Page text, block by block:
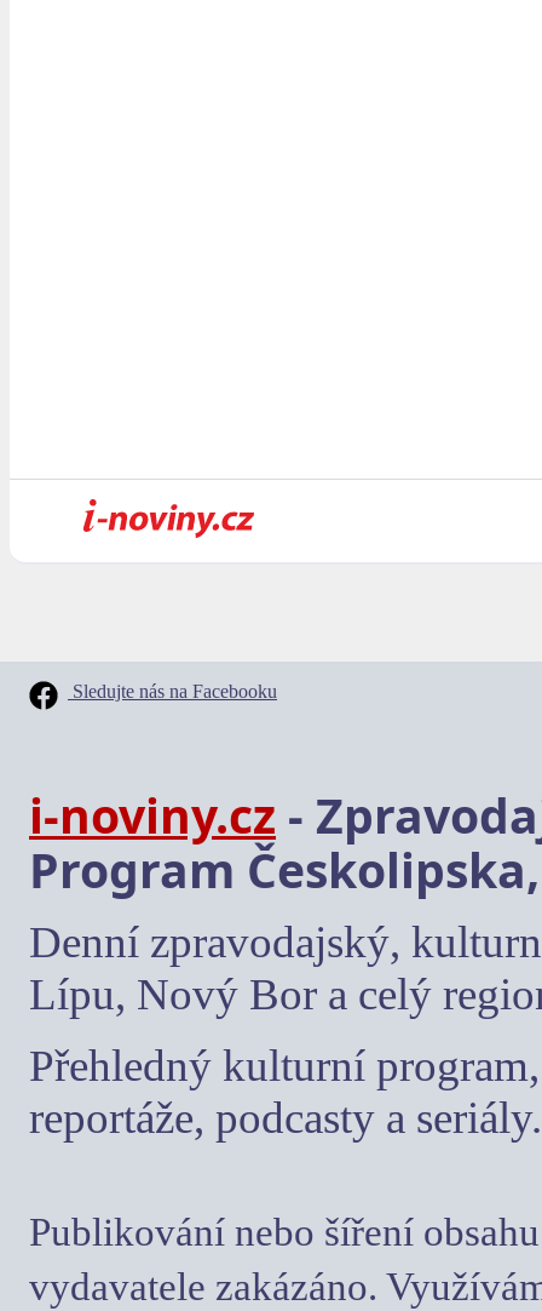
Sledujte nás na Facebooku
i-noviny.cz -
Program
Denní zpravodajský,
Lípu, Nový Bor a celý
Přehledný kulturní
reportáže, podcasty a seriály.
Publikování nebo šíření
vydavatele zakázáno.